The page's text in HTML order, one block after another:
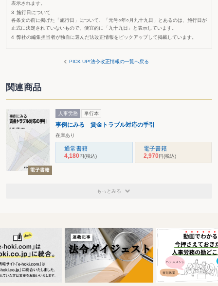
表示されます。
施行日について
各条文の前に掲げた「施行日」について、「元号○年○月九十九日」とあるのは、施行日が
正式に決定されていないもので、便宜的に「九十九日」と表示しています。
弊社の編集担当者が独自に選んだ法改正情報をピックアップして掲載しています。
PICK UP!法令改正情報の一覧へ戻る
関連商品
人事労務 単行本
事例にみる 賃金トラブル対応の手引
在庫あり
通常書籍
4,180円(税込)
電子書籍
2,970円(税込)
もっとみる